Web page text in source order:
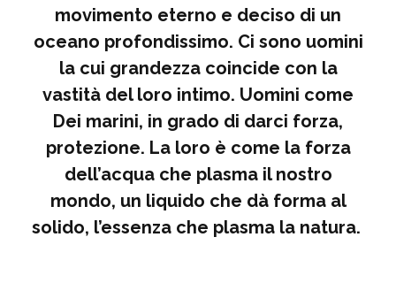
movimento eterno e deciso di un
oceano profondissimo. Ci sono uomini
la cui grandezza coincide con la
vastità del loro intimo. Uomini come
Dei marini, in grado di darci forza,
protezione. La loro è come la forza
dell’acqua che plasma il nostro
mondo, un liquido che dà forma al
solido, l’essenza che plasma la natura.